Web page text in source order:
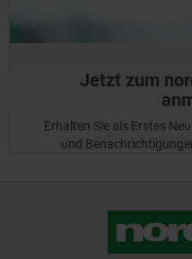
Jetzt zum
Erhalten Sie als Erstes
und